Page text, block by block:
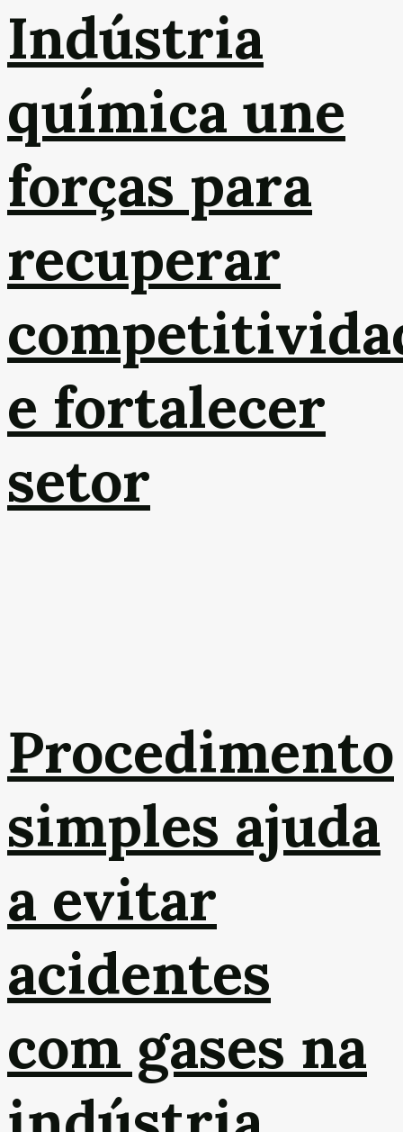
Indústria
química une
forças para
recuperar
e fortalecer
setor
Procedimento
simples ajuda
a evitar
acidentes
com gases na